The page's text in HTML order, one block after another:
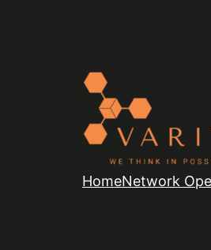
HomeNetwork